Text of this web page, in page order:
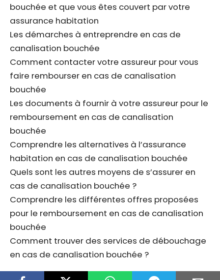
bouchée et que vous êtes couvert par votre
assurance habitation
Les démarches à entreprendre en cas de
canalisation bouchée
Comment contacter votre assureur pour vous
faire rembourser en cas de canalisation
bouchée
Les documents à fournir à votre assureur pour le
remboursement en cas de canalisation
bouchée
Comprendre les alternatives à l’assurance
habitation en cas de canalisation bouchée
Quels sont les autres moyens de s’assurer en
cas de canalisation bouchée ?
Comprendre les différentes offres proposées
pour le remboursement en cas de canalisation
bouchée
Comment trouver des services de débouchage
en cas de canalisation bouchée ?